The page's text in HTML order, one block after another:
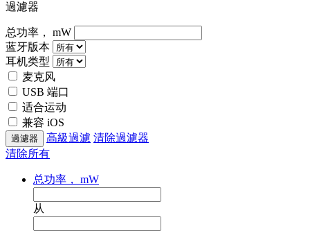
過濾器
总功率， mW
蓝牙版本
耳机类型
麦克风
USB 端口
适合运动
兼容 iOS
高級過濾 清除過濾器
清除所有
总功率， mW
从